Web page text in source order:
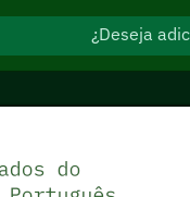
¿Deseja